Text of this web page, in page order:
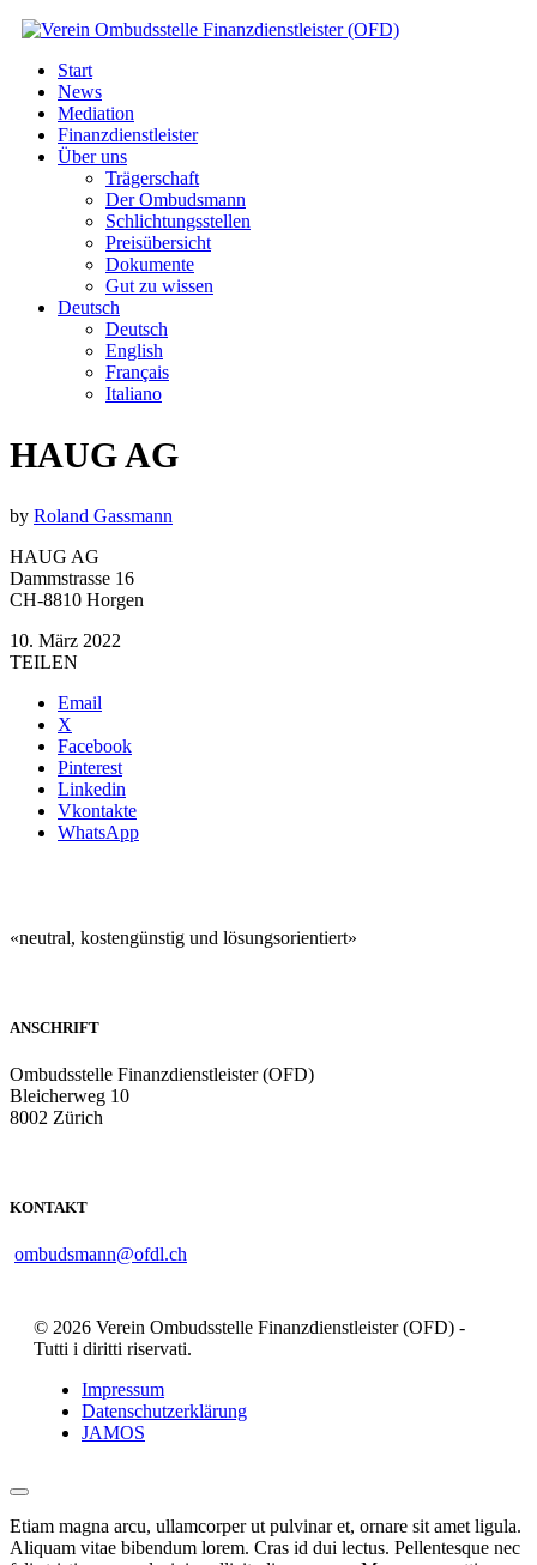
Start
News
Mediation
Finanzdienstleister
Über uns
Trägerschaft
Der Ombudsmann
Schlichtungsstellen
Preisübersicht
Dokumente
Gut zu wissen
Deutsch
Deutsch
English
Français
Italiano
HAUG AG
by Roland Gassmann
HAUG AG
Dammstrasse 16
CH-8810 Horgen
10. März 2022
TEILEN
Email
X
Facebook
Pinterest
Linkedin
Vkontakte
WhatsApp
«neutral, kostengünstig und lösungsorientiert»
ANSCHRIFT
Ombudsstelle Finanzdienstleister (OFD)
Bleicherweg 10
8002 Zürich
KONTAKT
ombudsmann@ofdl.ch
© 2026 Verein Ombudsstelle Finanzdienstleister (OFD) -
Tutti i diritti riservati.
Impressum
Datenschutzerklärung
JAMOS
Etiam magna arcu, ullamcorper ut pulvinar et, ornare sit amet ligula.
Aliquam vitae bibendum lorem. Cras id dui lectus. Pellentesque nec